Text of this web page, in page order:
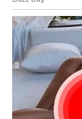
Ribe ulaze u
ostvarivati –
Kao da se
vizijama.
Ovo je vreme